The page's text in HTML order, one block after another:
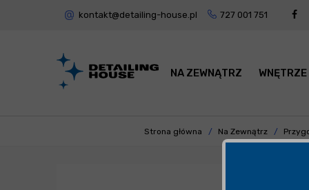
kontakt@detailing-house.pl 727 001 751
NA ZEWNĄTRZ WNĘTRZE
Strona główna Na Zewnątrz